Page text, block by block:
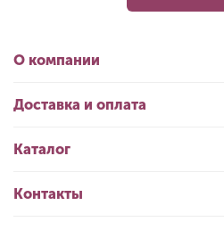
О компании
Доставка и оплата
Каталог
Контакты